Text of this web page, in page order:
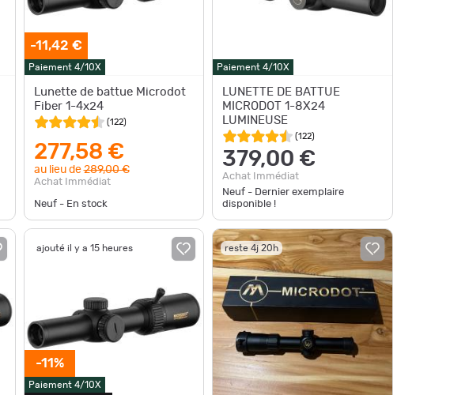
-11,42 €
Paiement 4/10X
Lunette de battue Microdot
Fiber 1-4x24
(122)
277,58 €
au lieu de289,00 €
Achat Immédiat
Neuf - En stock
Paiement 4/10X
LUNETTE DE BATTUE
MICRODOT 1-8X24
LUMINEUSE
(122)
379,00 €
Achat Immédiat
Neuf - Dernier exemplaire
disponible !
ajouté il y a 15 heures
-11%
Paiement 4/10X
reste 4j 20h